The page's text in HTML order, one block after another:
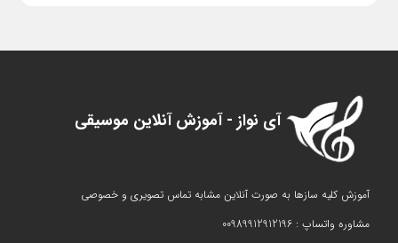
آی نواز - آموزش آنلاین موسیقی
آموزش کلیه سازها به صورت آنلاین مشابه تماس تصویری و خصوصی
مشاوره واتساپ : 00989912912196